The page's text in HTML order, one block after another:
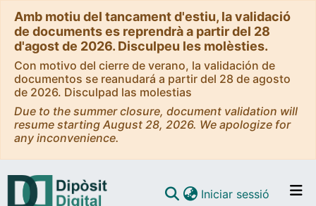
Amb motiu del tancament d'estiu, la validació
de documents es reprendrà a partir del 28
d'agost de 2026. Disculpeu les molèsties.
Con motivo del cierre de verano, la validación de
documentos se reanudará a partir del 28 de agosto
de 2026. Disculpad las molestias
Due to the summer closure, document validation will
resume starting August 28, 2026. We apologize for
any inconvenience.
Iniciar sessió (current)